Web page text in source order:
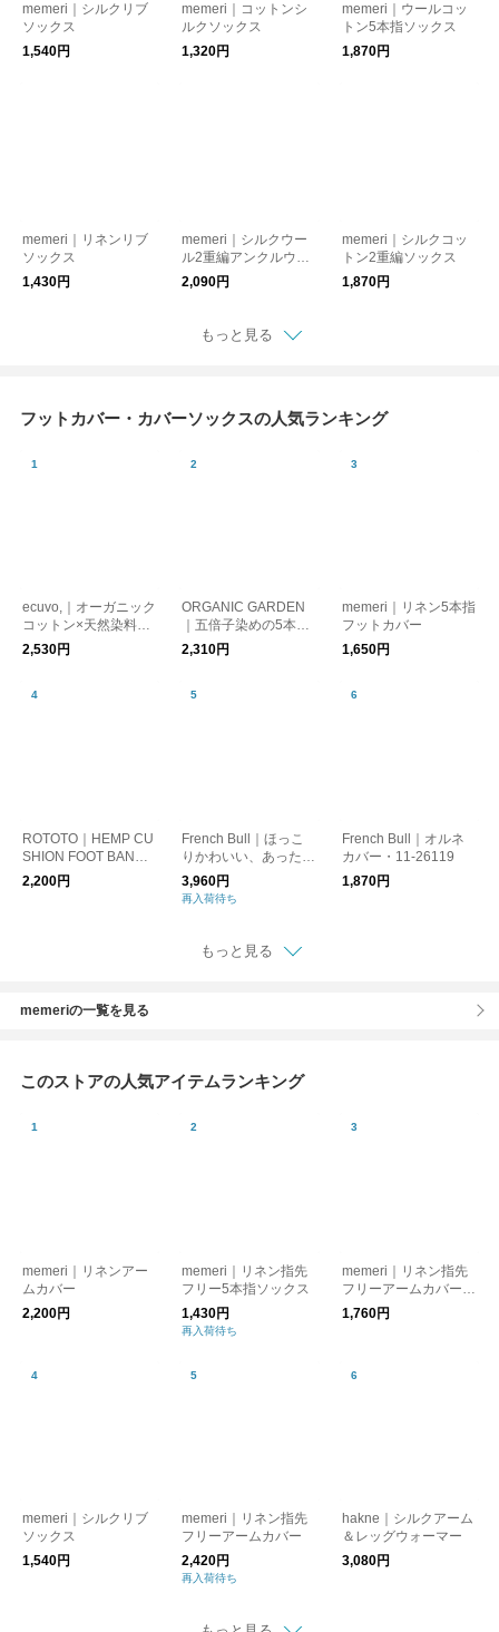
memeri｜シルクリブ
ソックス
1,540円
memeri｜コットンシ
ルクソックス
1,320円
memeri｜ウールコッ
トン5本指ソックス
1,870円
memeri｜リネンリブ
ソックス
1,430円
memeri｜シルクウー
ル2重編アンクルウォ
ーマー
2,090円
memeri｜シルクコッ
トン2重編ソックス
1,870円
もっと見る
フットカバー・カバーソックスの人気ランキング
ecuvo,｜オーガニック
コットン×天然染料
ニットスリッパ
2,530円
ORGANIC GARDEN
｜五倍子染めの5本指
カバーソックス
2,310円
memeri｜リネン5本指
フットカバー
1,650円
ROTOTO｜HEMP CU
SHION FOOT BAND
ヘンプクッション フ
ットバンド 靴下 ソッ
2,200円
French Bull｜ほっこ
りかわいい、あったか
ルームソックス ヒポ
ポルームカバー
3,960円
再入荷待ち
French Bull｜オルネ
カバー・11-26119
1,870円
もっと見る
memeriの一覧を見る
このストアの人気アイテムランキング
memeri｜リネンアー
ムカバー
2,200円
memeri｜リネン指先
フリー5本指ソックス
1,430円
再入荷待ち
memeri｜リネン指先
フリーアームカバー /
ショート
1,760円
memeri｜シルクリブ
ソックス
1,540円
memeri｜リネン指先
フリーアームカバー
2,420円
再入荷待ち
hakne｜シルクアーム
＆レッグウォーマー
3,080円